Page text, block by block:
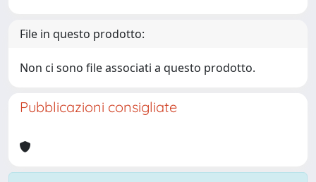
File in questo prodotto:
Non ci sono file associati a questo prodotto.
Pubblicazioni consigliate